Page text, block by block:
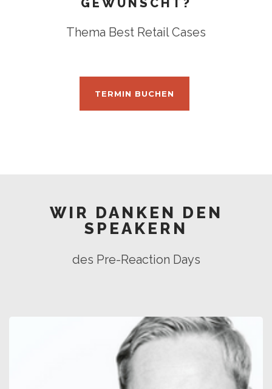
GEWÜNSCHT?
Thema Best Retail Cases
TERMIN BUCHEN
WIR DANKEN DEN
SPEAKERN
des Pre-Reaction Days